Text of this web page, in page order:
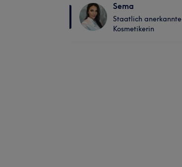
Sema
Staatlich anerkannte
Kosmetikerin